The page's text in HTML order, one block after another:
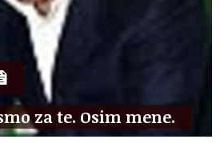
za te. Osim mene.